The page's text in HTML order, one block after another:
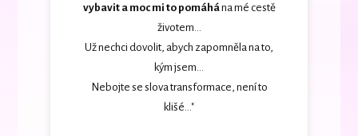
vybavit a moc mi to pomáhána mé cestě
životem...
Už nechci dovolit, abych zapomněla na to,
kým jsem...
Nebojte se slova transformace, není to
klišé..."